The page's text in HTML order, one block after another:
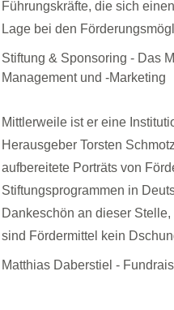
Führungskräfte, die sich
Lage bei den
Stiftung & Sponsoring - Das
Management und -Marketing
Mittlerweile ist er eine
Herausgeber Torsten
aufbereitete Porträts von
Stiftungsprogrammen in
Dankeschön an dieser
sind Fördermittel kein
Matthias Daberstiel -